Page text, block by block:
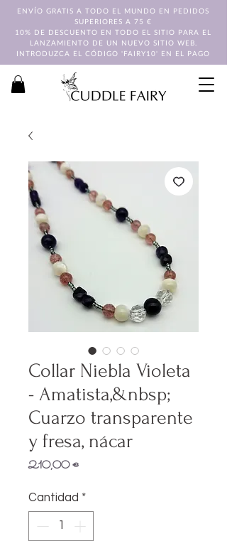
ENVÍO GRATIS A TODO EL MUNDO EN PEDIDOS
SUPERIORES A 75 €
10% DE DESCUENTO EN TODO EL SITIO PARA EL
LANZAMIENTO DE UN NUEVO SITIO WEB.
INTRODUZCA EL CÓDIGO 'FAIRY10' EN EL PAGO
Collar Niebla Violeta
- Amatista,&nbsp;
Cuarzo transparente
y fresa, nácar
210,00 €Precio
Cantidad *